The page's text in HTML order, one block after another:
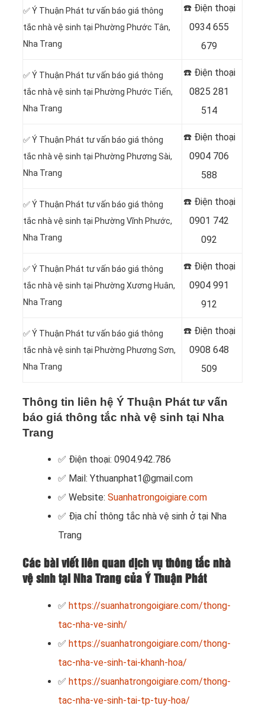
✅ Ý Thuận Phát tư vấn báo giá thông
tắc nhà vệ sinh tại Phường Phước Tân,
Nha Trang
☎️ Điện thoại
0934 655
679
✅ Ý Thuận Phát tư vấn báo giá thông
tắc nhà vệ sinh tại Phường Phước Tiến,
Nha Trang
☎️ Điện thoại
0825 281
514
✅ Ý Thuận Phát tư vấn báo giá thông
tắc nhà vệ sinh tại Phường Phương Sài,
Nha Trang
☎️ Điện thoại
0904 706
588
✅ Ý Thuận Phát tư vấn báo giá thông
tắc nhà vệ sinh tại Phường Vĩnh Phước,
Nha Trang
☎️ Điện thoại
0901 742
092
✅ Ý Thuận Phát tư vấn báo giá thông
tắc nhà vệ sinh tại Phường Xương Huân,
Nha Trang
☎️ Điện thoại
0904 991
912
✅ Ý Thuận Phát tư vấn báo giá thông
tắc nhà vệ sinh tại Phường Phương Sơn,
Nha Trang
☎️ Điện thoại
0908 648
509
Thông tin liên hệ Ý Thuận Phát tư vấn
báo giá thông tắc nhà vệ sinh tại Nha
Trang
✅ Điện thoại: 0904.942.786
✅ Mail: Ythuanphat1@gmail.com
✅ Website: Suanhatrongoigiare.com
✅ Địa chỉ thông tắc nhà vệ sinh ở tại Nha
Trang
Các bài viết liên quan dịch vụ thông tắc nhà
vệ sinh tại Nha Trang của Ý Thuận Phát
✅ https://suanhatrongoigiare.com/thong-
tac-nha-ve-sinh/
✅ https://suanhatrongoigiare.com/thong-
tac-nha-ve-sinh-tai-khanh-hoa/
✅ https://suanhatrongoigiare.com/thong-
tac-nha-ve-sinh-tai-tp-tuy-hoa/